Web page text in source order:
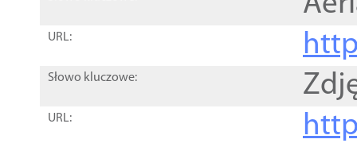
URL:
Słowo kluczowe:
URL: